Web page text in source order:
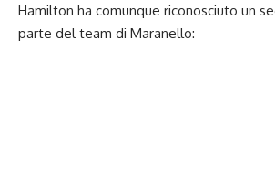
Hamilton ha comunque riconosciuto un
parte del team di Maranello: